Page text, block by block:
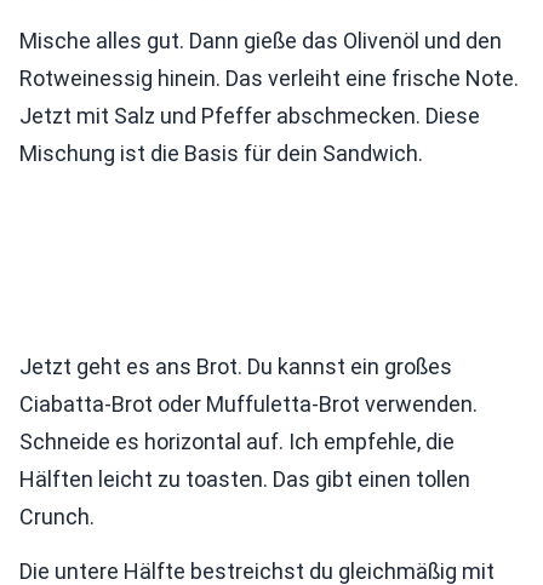
Mische alles gut. Dann gieße das Olivenöl und den
Rotweinessig hinein. Das verleiht eine frische Note.
Jetzt mit Salz und Pfeffer abschmecken. Diese
Mischung ist die Basis für dein Sandwich.
Jetzt geht es ans Brot. Du kannst ein großes
Ciabatta-Brot oder Muffuletta-Brot verwenden.
Schneide es horizontal auf. Ich empfehle, die
Hälften leicht zu toasten. Das gibt einen tollen
Crunch.
Die untere Hälfte bestreichst du gleichmäßig mit